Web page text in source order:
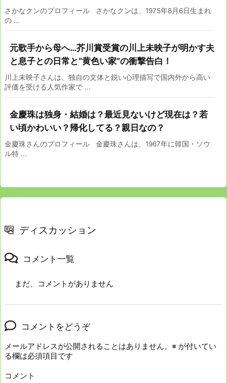
さかなクンのプロフィール さかなクンは、1975年8月6日生まれ
の ...
元歌手から母へ…芥川賞受賞の川上未映子が明かす夫
と息子との日常と“黄色い家”の衝撃告白！
川上未映子さんは、独自の文体と鋭い心理描写で国内外から高い
評価を受ける人気作家で ...
金慶珠は独身・結婚は？最近見ないけど現在は？若
い頃かわいい？帰化してる？親日なの？
金慶珠さんのプロフィール 金慶珠さんは、1967年に韓国・ソウ
ル特 ...
ディスカッション
コメント一覧
まだ、コメントがありません
コメントをどうぞ
メールアドレスが公開されることはありません。 ※ が付いてい
る欄は必須項目です
コメント